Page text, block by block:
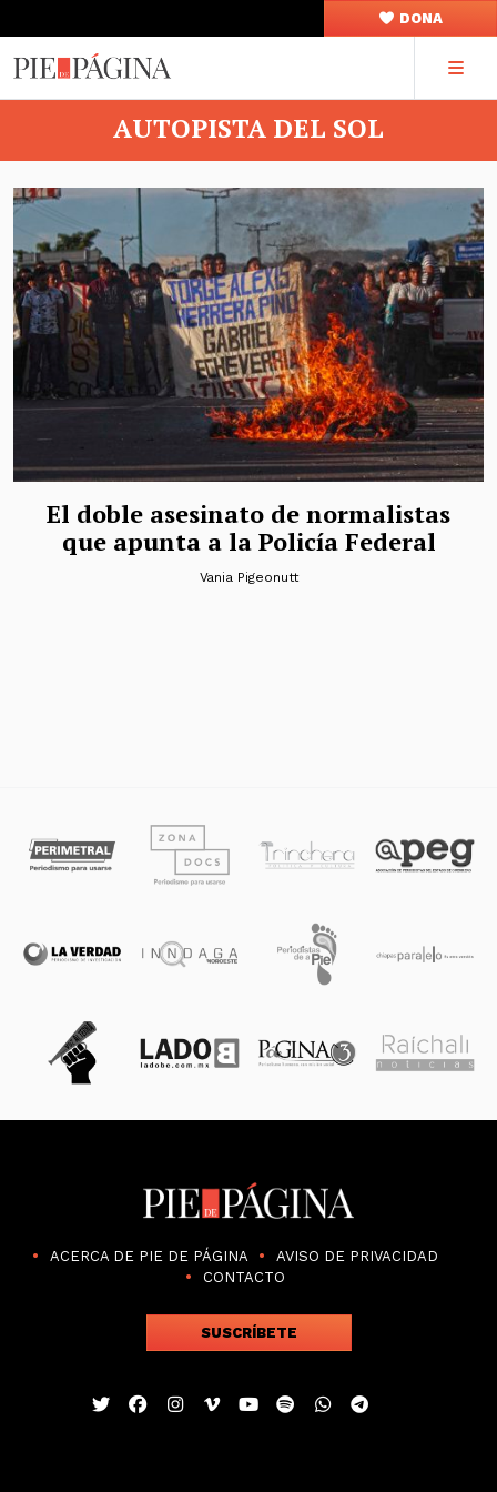
DONA
AUTOPISTA DEL SOL
El doble asesinato de normalistas
que apunta a la Policía Federal
Vania Pigeonutt
ACERCA DE PIE DE PÁGINA
AVISO DE PRIVACIDAD
CONTACTO
SUSCRÍBETE